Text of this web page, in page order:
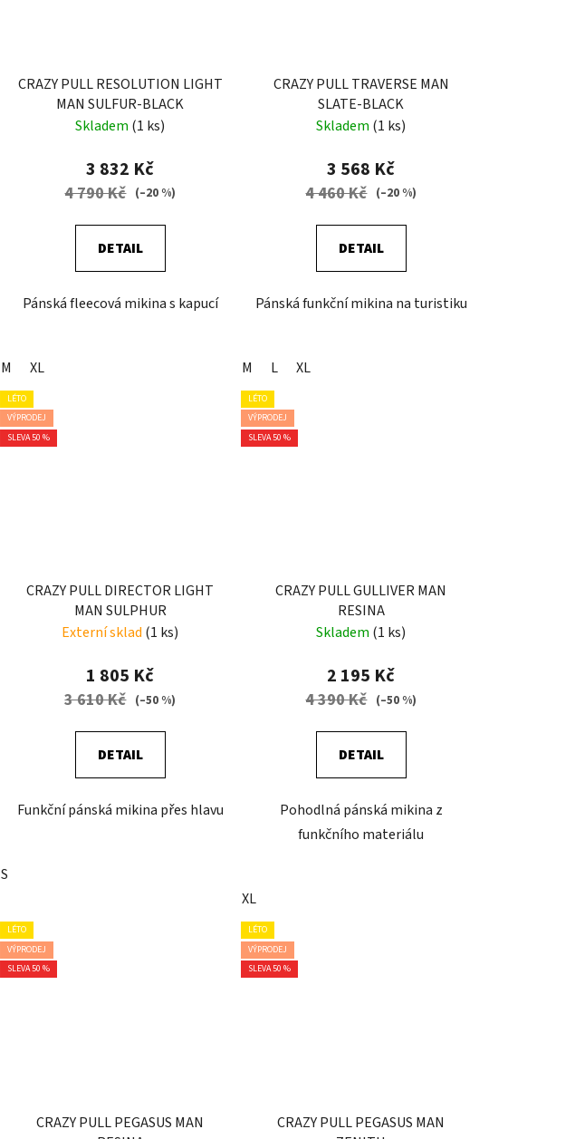
CRAZY PULL RESOLUTION LIGHT
MAN SULFUR-BLACK
Skladem (1 ks)
3 832 Kč
4 790 Kč (–20 %)
DETAIL
Pánská fleecová mikina s kapucí
M XL
CRAZY PULL TRAVERSE MAN
SLATE-BLACK
Skladem (1 ks)
3 568 Kč
4 460 Kč (–20 %)
DETAIL
Pánská funkční mikina na turistiku
M L XL
LÉTO
VÝPRODEJ
SLEVA 50 %
CRAZY PULL DIRECTOR LIGHT
MAN SULPHUR
Externí sklad (1 ks)
1 805 Kč
3 610 Kč (–50 %)
DETAIL
Funkční pánská mikina přes hlavu
S
LÉTO
VÝPRODEJ
SLEVA 50 %
CRAZY PULL GULLIVER MAN
RESINA
Skladem (1 ks)
2 195 Kč
4 390 Kč (–50 %)
DETAIL
Pohodlná pánská mikina z
funkčního materiálu
XL
LÉTO
VÝPRODEJ
SLEVA 50 %
CRAZY PULL PEGASUS MAN
LÉTO
VÝPRODEJ
SLEVA 50 %
CRAZY PULL PEGASUS MAN